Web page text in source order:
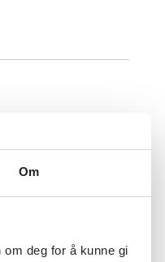
Om
deg for å kunne gi